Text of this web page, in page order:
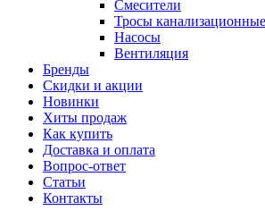
Смесители
Тросы канализационные
Насосы
Вентиляция
Бренды
Скидки и акции
Новинки
Хиты продаж
Как купить
Доставка и оплата
Вопрос-ответ
Статьи
Контакты